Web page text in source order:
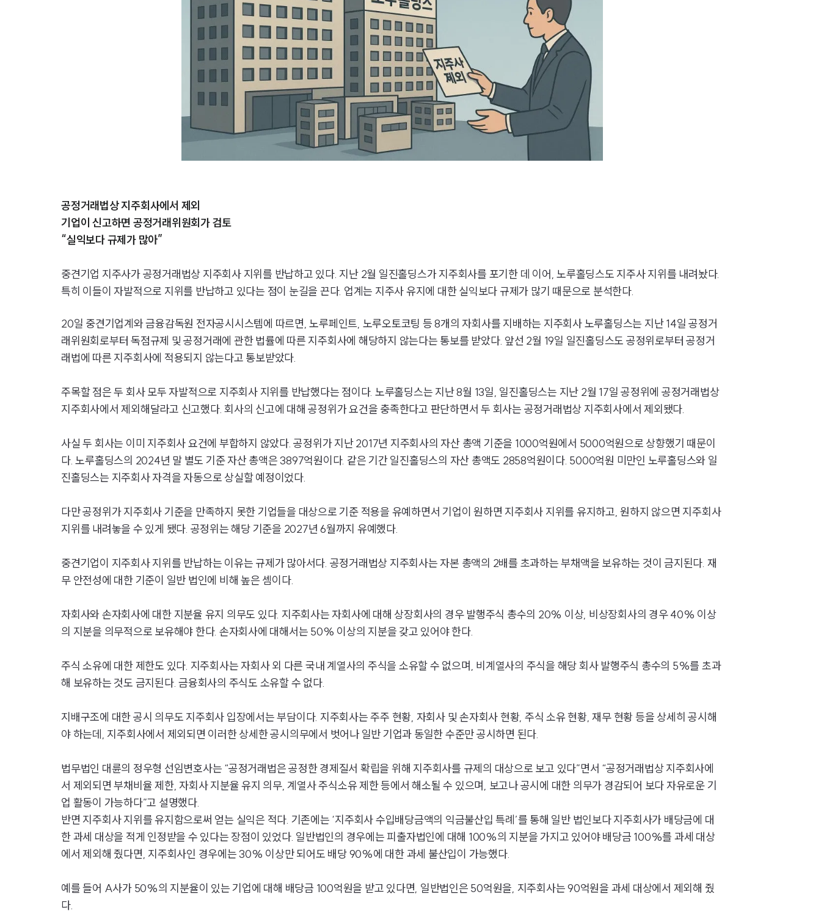
기업법무그룹 업무
전체
PROFESSIONALS
그룹소개
통합검색
INSIGHT
주요 업무사례
기업 인사이트
법률정보
공정거래법상 지주회사에서 제외
기업이 신고하면 공정거래위원회가 검토
“실익보다 규제가 많아”
중견기업 지주사가 공정거래법상 지주회사 지위를 반납하고 있다. 지난 2월 일진홀딩스가 지주회사를 포기한 데 이어, 노루홀딩스도 지주사 지위를 내려놨다.
특히 이들이 자발적으로 지위를 반납하고 있다는 점이 눈길을 끈다. 업계는 지주사 유지에 대한 실익보다 규제가 많기 때문으로 분석한다.
20일 중견기업계와 금융감독원 전자공시시스템에 따르면, 노루페인트, 노루오토코팅 등 8개의 자회사를 지배하는 지주회사 노루홀딩스는 지난 14일 공정거
래위원회로부터 독점규제 및 공정거래에 관한 법률에 따른 지주회사에 해당하지 않는다는 통보를 받았다. 앞선 2월 19일 일진홀딩스도 공정위로부터 공정거
래법에 따른 지주회사에 적용되지 않는다고 통보받았다.
주목할 점은 두 회사 모두 자발적으로 지주회사 지위를 반납했다는 점이다. 노루홀딩스는 지난 8월 13일, 일진홀딩스는 지난 2월 17일 공정위에 공정거래법상
지주회사에서 제외해달라고 신고했다. 회사의 신고에 대해 공정위가 요건을 충족한다고 판단하면서 두 회사는 공정거래법상 지주회사에서 제외됐다.
사실 두 회사는 이미 지주회사 요건에 부합하지 않았다. 공정위가 지난 2017년 지주회사의 자산 총액 기준을 1000억원에서 5000억원으로 상향했기 때문이
다. 노루홀딩스의 2024년 말 별도 기준 자산 총액은 3897억원이다. 같은 기간 일진홀딩스의 자산 총액도 2858억원이다. 5000억원 미만인 노루홀딩스와 일
진홀딩스는 지주회사 자격을 자동으로 상실할 예정이었다.
다만 공정위가 지주회사 기준을 만족하지 못한 기업들을 대상으로 기준 적용을 유예하면서 기업이 원하면 지주회사 지위를 유지하고, 원하지 않으면 지주회사
지위를 내려놓을 수 있게 됐다. 공정위는 해당 기준을 2027년 6월까지 유예했다.
중견기업이 지주회사 지위를 반납하는 이유는 규제가 많아서다. 공정거래법상 지주회사는 자본 총액의 2배를 초과하는 부채액을 보유하는 것이 금지된다. 재
무 안전성에 대한 기준이 일반 법인에 비해 높은 셈이다.
자회사와 손자회사에 대한 지분율 유지 의무도 있다. 지주회사는 자회사에 대해 상장회사의 경우 발행주식 총수의 20% 이상, 비상장회사의 경우 40% 이상
의 지분을 의무적으로 보유해야 한다. 손자회사에 대해서는 50% 이상의 지분을 갖고 있어야 한다.
주식 소유에 대한 제한도 있다. 지주회사는 자회사 외 다른 국내 계열사의 주식을 소유할 수 없으며, 비계열사의 주식을 해당 회사 발행주식 총수의 5%를 초과
해 보유하는 것도 금지된다. 금융회사의 주식도 소유할 수 없다.
지배구조에 대한 공시 의무도 지주회사 입장에서는 부담이다. 지주회사는 주주 현황, 자회사 및 손자회사 현황, 주식 소유 현황, 재무 현황 등을 상세히 공시해
야 하는데, 지주회사에서 제외되면 이러한 상세한 공시의무에서 벗어나 일반 기업과 동일한 수준만 공시하면 된다.
법무법인 대륜의 정우형 선임변호사는 “공정거래법은 공정한 경제질서 확립을 위해 지주회사를 규제의 대상으로 보고 있다”면서 “공정거래법상 지주회사에
서 제외되면 부채비율 제한, 자회사 지분율 유지 의무, 계열사 주식소유 제한 등에서 해소될 수 있으며, 보고나 공시에 대한 의무가 경감되어 보다 자유로운 기
업 활동이 가능하다”고 설명했다.
반면 지주회사 지위를 유지함으로써 얻는 실익은 적다. 기존에는 ‘지주회사 수입배당금액의 익금불산입 특례’를 통해 일반 법인보다 지주회사가 배당금에 대
한 과세 대상을 적게 인정받을 수 있다는 장점이 있었다. 일반법인의 경우에는 피출자법인에 대해 100%의 지분을 가지고 있어야 배당금 100%를 과세 대상
에서 제외해 줬다면, 지주회사인 경우에는 30% 이상만 되어도 배당 90%에 대한 과세 불산입이 가능했다.
예를 들어 A사가 50%의 지분율이 있는 기업에 대해 배당금 100억원을 받고 있다면, 일반법인은 50억원을, 지주회사는 90억원을 과세 대상에서 제외해 줬
다.